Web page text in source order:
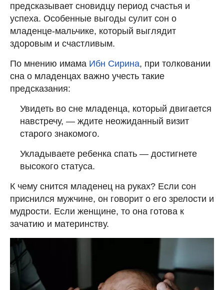
предсказывает сновидцу период счастья и
успеха. Особенные выгоды сулит сон о
младенце-мальчике, который выглядит
здоровым и счастливым.
По мнению имама Ибн Сирина, при толковании
сна о младенцах важно учесть такие
предсказания:
Увидеть во сне младенца, который двигается
навстречу, — ждите неожиданный визит
старого знакомого.
Укладываете ребенка спать — достигнете
высокого статуса.
К чему снится младенец на руках? Если сон
приснился мужчине, он говорит о его зрелости и
мудрости. Если женщине, то она готова к
зачатию и материнству.